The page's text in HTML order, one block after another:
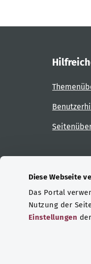
Diese Webseite
Das Portal
Nutzung der
Einstellungen der